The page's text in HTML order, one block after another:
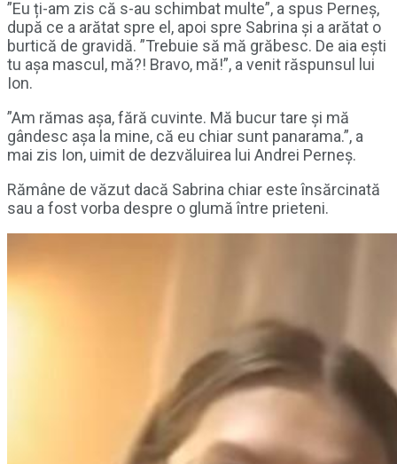
”Eu ți-am zis că s-au schimbat multe”, a spus Perneș,
după ce a arătat spre el, apoi spre Sabrina și a arătat o
burtică de gravidă. ”Trebuie să mă grăbesc. De aia ești
tu așa mascul, mă?! Bravo, mă!”, a venit răspunsul lui
Ion.
”Am rămas așa, fără cuvinte. Mă bucur tare și mă
gândesc așa la mine, că eu chiar sunt panarama.”, a
mai zis Ion, uimit de dezvăluirea lui Andrei Perneș.
Rămâne de văzut dacă Sabrina chiar este însărcinată
sau a fost vorba despre o glumă între prieteni.